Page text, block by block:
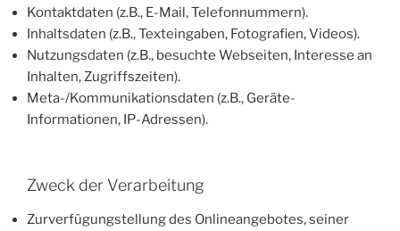
Kontaktdaten (z.B., E-Mail, Telefonnummern).
Inhaltsdaten (z.B., Texteingaben, Fotografien, Videos).
Nutzungsdaten (z.B., besuchte Webseiten, Interesse an
Inhalten, Zugriffszeiten).
Meta-/Kommunikationsdaten (z.B., Geräte-
Informationen, IP-Adressen).
Zweck der Verarbeitung
Zurverfügungstellung des Onlineangebotes, seiner